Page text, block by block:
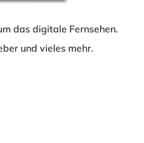
das digitale Fernsehen.
und vieles mehr.